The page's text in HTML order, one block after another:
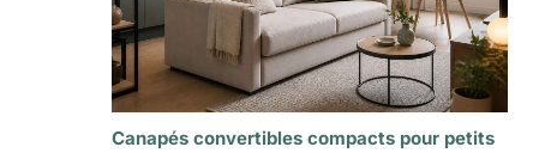
Canapés convertibles compacts pour petits